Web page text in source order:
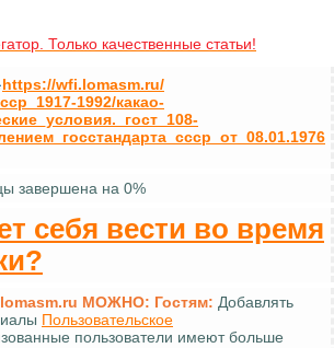
Только качественные статьи!
https://wfi.lomasm.ru/
1992/какао-
завершена на 0%
себя вести во время
МОЖНО: Гостям: Добавлять
Пользовательское
пользователи имеют больше